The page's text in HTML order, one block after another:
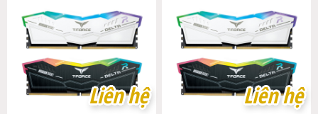
Liên hệ
Liên hệ Liên hệ
Liên hệ